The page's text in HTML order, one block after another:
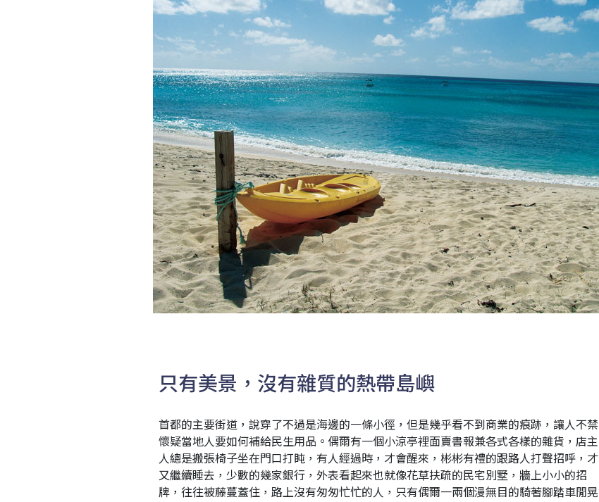
只有美景，沒有雜質的熱帶島嶼
首都的主要街道，說穿了不過是海邊的一條小徑，但是幾乎看不到商業的痕跡，讓人不禁
懷疑當地人要如何補給民生用品。偶爾有一個小涼亭裡面賣書報兼各式各樣的雜貨，店主
人總是搬張椅子坐在門口打盹，有人經過時，才會醒來，彬彬有禮的跟路人打聲招呼，才
又繼續睡去，少數的幾家銀行，外表看起來也就像花草扶疏的民宅別墅，牆上小小的招
牌，往往被藤蔓蓋住，路上沒有匆匆忙忙的人，只有偶爾一兩個漫無目的騎著腳踏車閒晃